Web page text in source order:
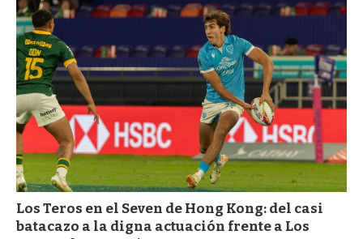
Los Teros en el Seven de Hong Kong: del casi
batacazo a la digna actuación frente a Los